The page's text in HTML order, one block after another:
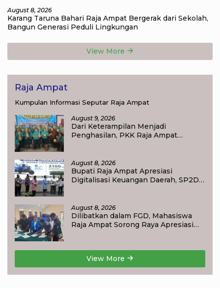
August 8, 2026
Karang Taruna Bahari Raja Ampat Bergerak dari Sekolah,
Bangun Generasi Peduli Lingkungan
View More
Raja Ampat
Kumpulan Informasi Seputar Raja Ampat
August 9, 2026
Dari Keterampilan Menjadi
Penghasilan, PKK Raja Ampat
August 8, 2026
Bupati Raja Ampat Apresiasi
Digitalisasi Keuangan Daerah, SP2D
August 8, 2026
Dilibatkan dalam FGD, Mahasiswa
Raja Ampat Sorong Raya Apresiasi
View More